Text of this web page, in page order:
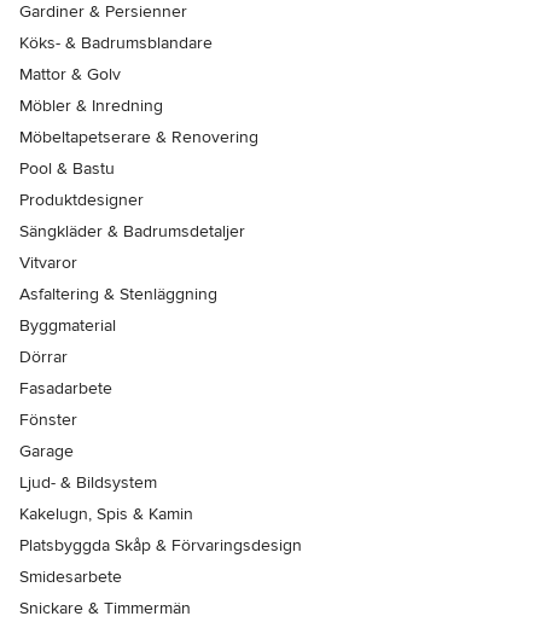
Gardiner & Persienner
Köks- & Badrumsblandare
Mattor & Golv
Möbler & Inredning
Möbeltapetserare & Renovering
Pool & Bastu
Produktdesigner
Sängkläder & Badrumsdetaljer
Vitvaror
Asfaltering & Stenläggning
Byggmaterial
Dörrar
Fasadarbete
Fönster
Garage
Ljud- & Bildsystem
Kakelugn, Spis & Kamin
Platsbyggda Skåp & Förvaringsdesign
Smidesarbete
Snickare & Timmermän